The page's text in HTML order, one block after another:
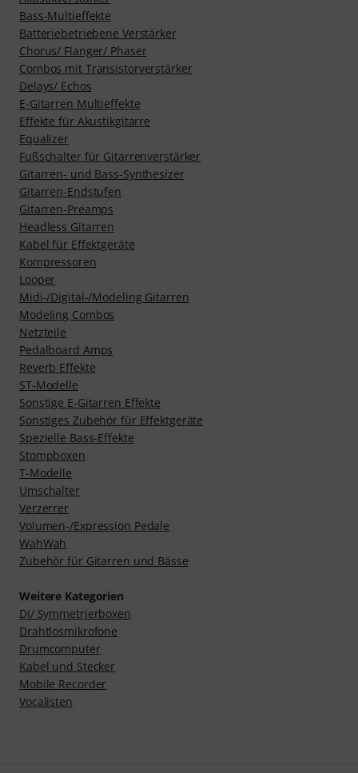
Bass-Multieffekte
Batteriebetriebene Verstärker
Chorus/ Flanger/ Phaser
Combos mit Transistorverstärker
Delays/ Echos
E-Gitarren Multieffekte
Effekte für Akustikgitarre
Equalizer
Fußschalter für Gitarrenverstärker
Gitarren- und Bass-Synthesizer
Gitarren-Endstufen
Gitarren-Preamps
Headless Gitarren
Kabel für Effektgeräte
Kompressoren
Looper
Midi-/Digital-/Modeling Gitarren
Modeling Combos
Netzteile
Pedalboard Amps
Reverb Effekte
ST-Modelle
Sonstige E-Gitarren Effekte
Sonstiges Zubehör für Effektgeräte
Spezielle Bass-Effekte
Stompboxen
T-Modelle
Umschalter
Verzerrer
Volumen-/Expression Pedale
WahWah
Zubehör für Gitarren und Bässe
Weitere Kategorien
DI/ Symmetrierboxen
Drahtlosmikrofone
Drumcomputer
Kabel und Stecker
Mobile Recorder
Vocalisten